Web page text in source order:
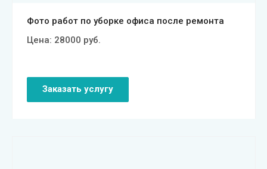
Фото работ по уборке офиса после ремонта
Цена: 28000 руб.
Заказать услугу